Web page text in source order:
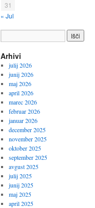
31
« Jul
Arhivi
julij 2026
junij 2026
maj 2026
april 2026
marec 2026
februar 2026
januar 2026
december 2025
november 2025
oktober 2025
september 2025
avgust 2025
julij 2025
junij 2025
maj 2025
april 2025